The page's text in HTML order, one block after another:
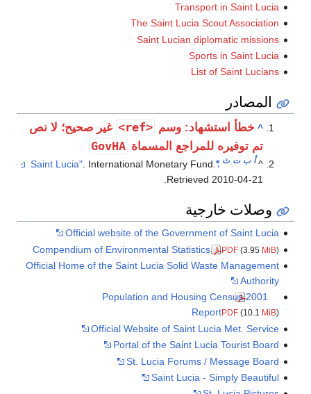
Transport in Saint Lucia
The Saint Lucia Scout Association
Saint Lucian diplomatic missions
Sports in Saint Lucia
List of Saint Lucians
المصادر
^ خطأ استشهاد: وسم <ref>
غير صحيح؛ لا نص
تم توفيره للمراجع المسماة GovHA
^أ ب ت ث "Saint Lucia"
. International Monetary Fund .
Retrieved 2010-04-21
وصلات خارجية
Official website of the Government of Saint Lucia
Compendium of Environmental Statistics
PDF(3.95 MiB)
Official Home of the Saint Lucia Solid Waste Management
Authority
2001 Population and Housing Census
ReportPDF(10.1 MiB)
Official Website of Saint Lucia Met. Service
Portal of the Saint Lucia Tourist Board
St. Lucia Forums / Message Board
Saint Lucia - Simply Beautiful